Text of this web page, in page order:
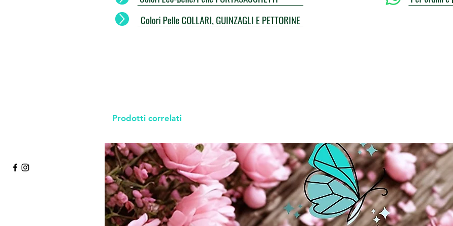
Colori Pelle COLLARI, GUINZAGLI E PETTORINE
Prodotti correlati